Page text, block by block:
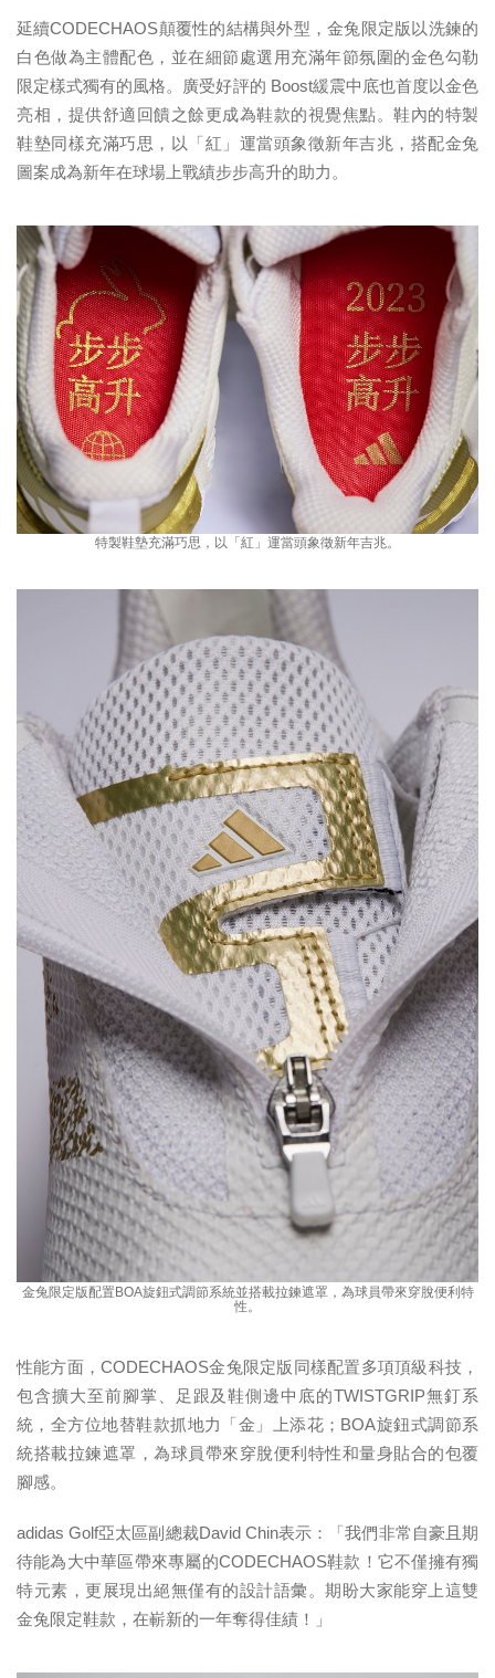
延續CODECHAOS顛覆性的結構與外型，金兔限定版以洗鍊的
白色做為主體配色，並在細節處選用充滿年節氛圍的金色勾勒
限定樣式獨有的風格。廣受好評的 Boost緩震中底也首度以金色
亮相，提供舒適回饋之餘更成為鞋款的視覺焦點。鞋內的特製
鞋墊同樣充滿巧思，以「紅」運當頭象徵新年吉兆，搭配金兔
圖案成為新年在球場上戰績步步高升的助力。
特製鞋墊充滿巧思，以「紅」運當頭象徵新年吉兆。
金兔限定版配置BOA旋鈕式調節系統並搭載拉鍊遮罩，為球員帶來穿脫便利特
性。
性能方面，CODECHAOS金兔限定版同樣配置多項頂級科技，
包含擴大至前腳掌、足跟及鞋側邊中底的TWISTGRIP無釘系
統，全方位地替鞋款抓地力「金」上添花；BOA旋鈕式調節系
統搭載拉鍊遮罩，為球員帶來穿脫便利特性和量身貼合的包覆
腳感。
adidas Golf亞太區副總裁David Chin表示：「我們非常自豪且期
待能為大中華區帶來專屬的CODECHAOS鞋款！它不僅擁有獨
特元素，更展現出絕無僅有的設計語彙。期盼大家能穿上這雙
金兔限定鞋款，在嶄新的一年奪得佳績！」